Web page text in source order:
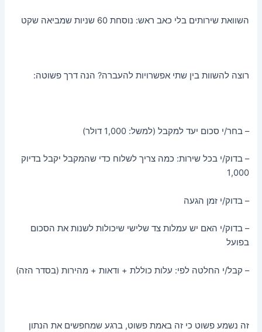
השוואת שירותים בלי כאב ראש: נוסחת 60 שניות שמביאה שקט
רוצה להשוות בין שתי אפשרויות להעברה? הנה דרך פשוטה:
– בחר/י סכום יעד למקבל (למשל: 1,000 דולר)
– בדוק/י בכל שירות: כמה צריך לשלוח כדי שהמקבל יקבל בדיוק
1,000
– בדוק/י זמן הגעה
– בדוק/י האם יש עמלות צד שלישי שיכולות לשנות את הסכום
בפועל
– קבל/י החלטה לפי: עלות כוללת + ודאות + מהירות (בסדר הזה)
זה נשמע פשוט כי זה באמת פשוט, ברגע שמחפשים את הנתון